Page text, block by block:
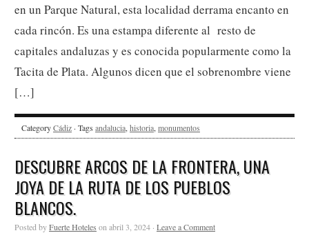
en un Parque Natural, esta localidad derrama encanto en
cada rincón. Es una estampa diferente al resto de
capitales andaluzas y es conocida popularmente como la
Tacita de Plata. Algunos dicen que el sobrenombre viene
[…]
CategoryCádiz · Tags andalucia, historia, monumentos
DESCUBRE ARCOS DE LA FRONTERA, UNA
JOYA DE LA RUTA DE LOS PUEBLOS
BLANCOS.
Posted byFuerte Hoteles on abril 3, 2024 · Leave a Comment